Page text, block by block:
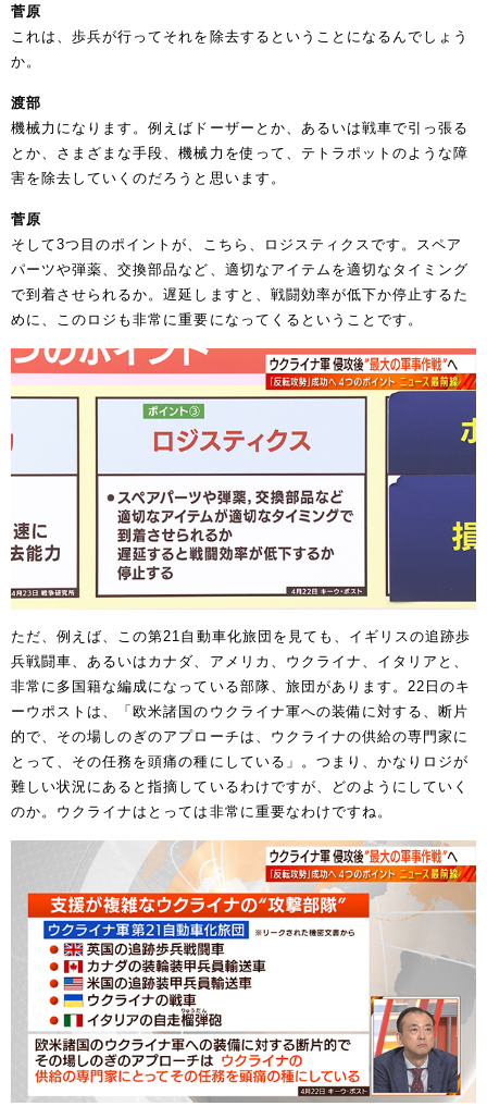
菅原
これは、歩兵が行ってそれを除去するということになるんでしょう
か。
渡部
機械力になります。例えばドーザーとか、あるいは戦車で引っ張る
とか、さまざまな手段、機械力を使って、テトラポットのような障
害を除去していくのだろうと思います。
菅原
そして3つ目のポイントが、こちら、ロジスティクスです。スペア
パーツや弾薬、交換部品など、適切なアイテムを適切なタイミング
で到着させられるか。遅延しますと、戦闘効率が低下か停止するた
めに、このロジも非常に重要になってくるということです。
ただ、例えば、この第21自動車化旅団を見ても、イギリスの追跡歩
兵戦闘車、あるいはカナダ、アメリカ、ウクライナ、イタリアと、
非常に多国籍な編成になっている部隊、旅団があります。22日のキ
ーウポストは、「欧米諸国のウクライナ軍への装備に対する、断片
的で、その場しのぎのアプローチは、ウクライナの供給の専門家に
とって、その任務を頭痛の種にしている」。つまり、かなりロジが
難しい状況にあると指摘しているわけですが、どのようにしていく
のか。ウクライナはとっては非常に重要なわけですね。